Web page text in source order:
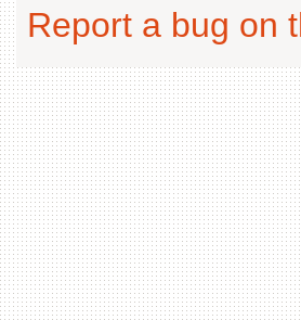
Report a bug on